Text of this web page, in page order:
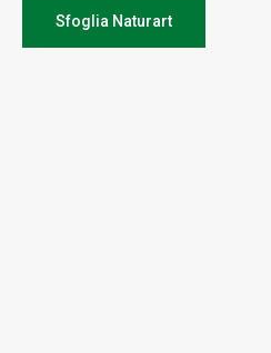
Sfoglia Naturart